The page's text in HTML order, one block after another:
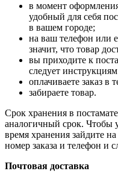
в момент
удобный для себя
в вашем городе;
на ваш телефон или
значит, что товар
вы приходите к
следует
оплачиваете заказ в
забираете товар.
Срок хранения в
аналогичный срок. Чтобы
время хранения зайдите
номер заказа и телефон и
Почтовая доставка